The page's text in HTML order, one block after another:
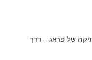
של פראג – דרך